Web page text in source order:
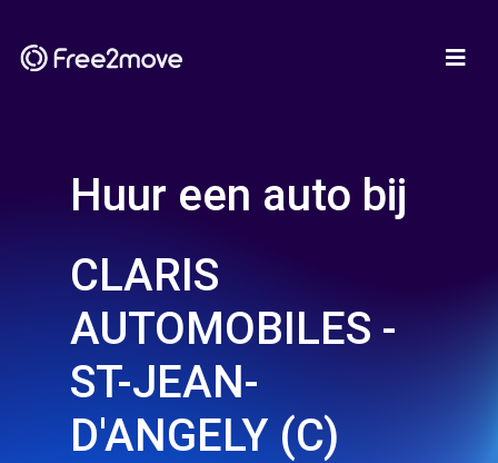
Huur een auto bij
CLARIS
AUTOMOBILES -
ST-JEAN-
D'ANGELY (C)